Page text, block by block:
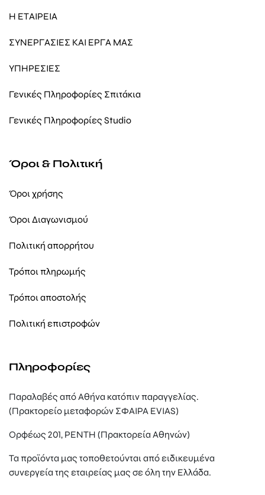
Η ΕΤΑΙΡΕΙΑ
ΣΥΝΕΡΓΑΣΙΕΣ ΚΑΙ ΕΡΓΑ ΜΑΣ
ΥΠΗΡΕΣΙΕΣ
Γενικές Πληροφορίες Σπιτάκια
Γενικές Πληροφορίες Studio
Όροι & Πολιτική
Όροι χρήσης
Όροι Διαγωνισμού
Πολιτική απορρήτου
Τρόποι πληρωμής
Τρόποι αποστολής
Πολιτική επιστροφών
Πληροφορίες
Παραλαβές από Αθήνα κατόπιν παραγγελίας.
(Πρακτορείο μεταφορών ΣΦΑΙΡΑ EVIAS)
Ορφέως 201, ΡΕΝΤΗ (Πρακτορεία Αθηνών)
Τα προϊόντα μας τοποθετούνται από ειδικευμένα
συνεργεία της εταιρείας μας σε όλη την Ελλάδα.